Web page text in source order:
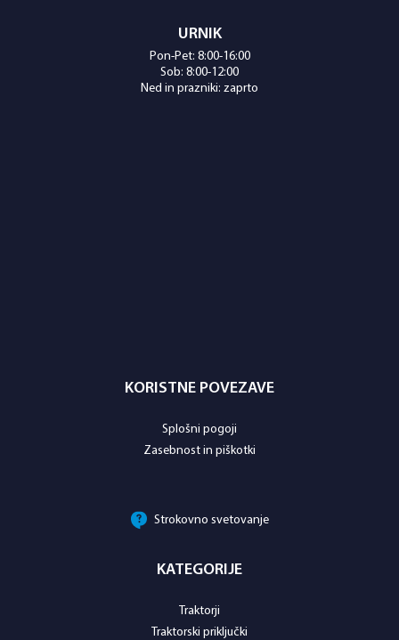
URNIK
Pon-Pet: 8:00-16:00
Sob: 8:00-12:00
Ned in prazniki: zaprto
KORISTNE POVEZAVE
Splošni pogoji
Zasebnost in piškotki
Strokovno svetovanje
KATEGORIJE
Traktorji
Traktorski priključki